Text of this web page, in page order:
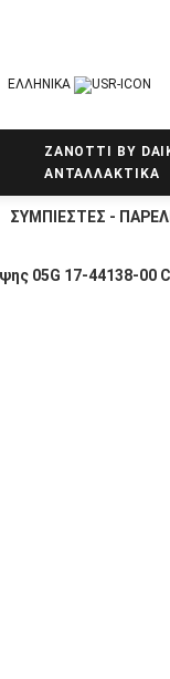
ΕΛΛΗΝΙΚΑ
ZANOTTI BY
ΑΝΤΑΛΛΑΚΤΙΚΑ
ΣΥΜΠΙΕΣΤΕΣ -